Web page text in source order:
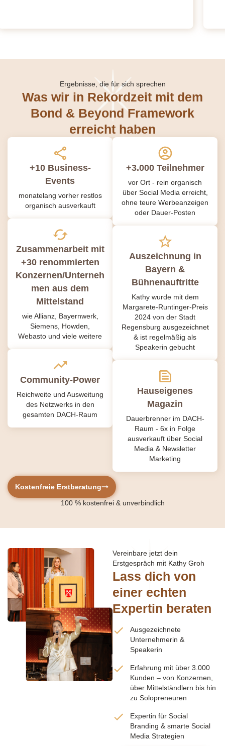
Ergebnisse, die für sich sprechen
Was wir in Rekordzeit mit dem
Bond & Beyond Framework
erreicht haben
+10 Business-
Events
monatelang vorher restlos
organisch ausverkauft
Zusammenarbeit mit
+30 renommierten
Konzernen/Unterneh
men aus dem
Mittelstand
wie Allianz, Bayernwerk,
Siemens, Howden,
Webasto und viele weitere
Community-Power
Reichweite und Ausweitung
des Netzwerks in den
gesamten DACH-Raum
+3.000 Teilnehmer
vor Ort - rein organisch
über Social Media erreicht,
ohne teure Werbeanzeigen
oder Dauer-Posten
Auszeichnung in
Bayern &
Bühnenauftritte
Kathy wurde mit dem
Margarete-Runtinger-Preis
2024 von der Stadt
Regensburg ausgezeichnet
& ist regelmäßig als
Speakerin gebucht
Hauseigenes
Magazin
Dauerbrenner im DACH-
Raum - 6x in Folge
ausverkauft über Social
Media & Newsletter
Marketing
Kostenfreie Erstberatung
100 % kostenfrei& unverbindlich
Vereinbare jetzt dein
Erstgespräch mit Kathy Groh
Lass dich von
einer echten
Expertin beraten
Ausgezeichnete
Unternehmerin &
Speakerin
Erfahrung mit über 3.000
Kunden – von Konzernen,
über Mittelständlern bis hin
zu Solopreneuren
Expertin für Social
Branding & smarte Social
Media Strategien